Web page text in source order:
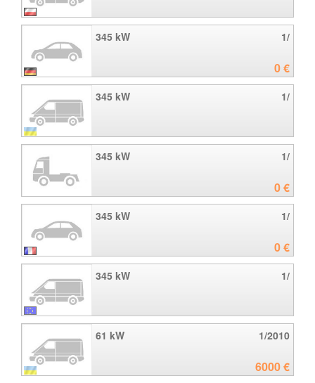
345 kW 1/
0 €
345 kW 1/
345 kW 1/
0 €
345 kW 1/
0 €
345 kW 1/
61 kW 1/2010
6000 €